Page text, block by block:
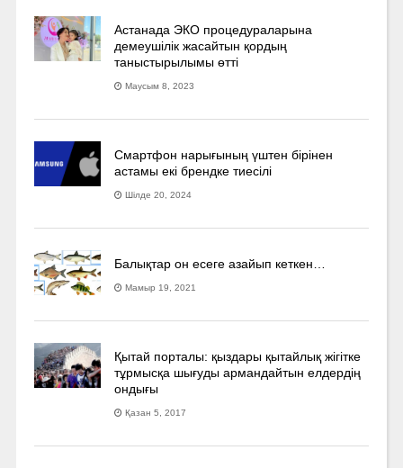
Астанада ЭКО процедураларына
демеушілік жасайтын қордың
таныстырылымы өтті
Маусым 8, 2023
Смартфон нарығының үштен бірінен
астамы екі брендке тиесілі
Шілде 20, 2024
Балықтар он есеге азайып кеткен…
Мамыр 19, 2021
Қытай порталы: қыздары қытайлық жігітке
тұрмысқа шығуды армандайтын елдердің
ондығы
Қазан 5, 2017